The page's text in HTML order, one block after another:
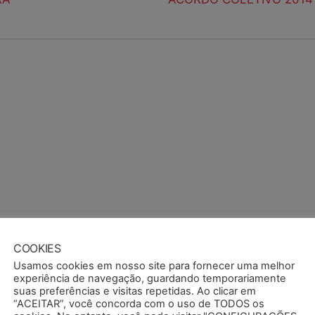
COOKIES
Usamos cookies em nosso site para fornecer uma melhor
experiência de navegação, guardando temporariamente
suas preferências e visitas repetidas. Ao clicar em
“ACEITAR”, você concorda com o uso de TODOS os